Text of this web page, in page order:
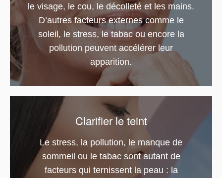
le visage, le cou, le décolleté et les mains.
D’autres facteurs externes comme le
soleil, le stress, le tabac ou encore la
pollution peuvent accélérer leur
apparition.
Clarifier le teint
Le stress, la pollution, le manque de
sommeil ou le tabac sont autant de
facteurs qui ternissent la peau : la